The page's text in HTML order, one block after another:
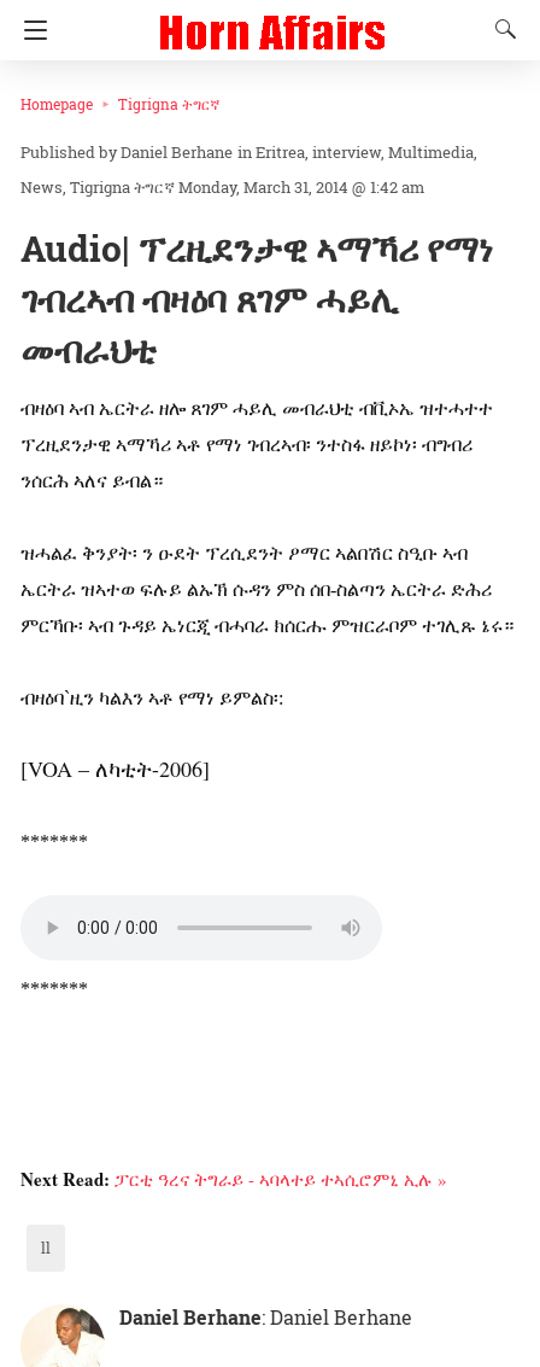
Homepage Tigrigna ትግርኛ
Daniel Berhane inEritrea interview Multimedia
News Tigrigna ትግርኛMonday, March 31, 2014 @ 1:42 am
Audio| ፕረዚደንታዊ ኣማኻሪ የማነ
ገብረኣብ ብዛዕባ ጸገም ሓይሊ
መብራህቲ
ብዛዕባ ኣብ ኤርትራ ዘሎ ጸገም ሓይሊ መብራህቲ ብቪኦኤ ዝተሓተተ
ፕረዚደንታዊ ኣማኻሪ ኣቶ የማነ ገብረኣብ፡ ንተስፋ ዘይኮነ፡ ብግብሪ
ንሰርሕ ኣለና ይብል።
ዝሓልፈ ቅንያት፡ ን ዑደት ፕረሲደንት ዖማር ኣልበሽር ስዒቡ ኣብ
ኤርትራ ዝኣተወ ፍሉይ ልኡኽ ሱዳን ምስ ሰበ-ስልጣን ኤርትራ ድሕሪ
ምርኻቡ፡ ኣብ ጉዳይ ኤነርጂ ብሓባራ ክሰርሑ ምዝርራቦም ተገሊጹ ኔሩ።
ብዛዕባ`ዚን ካልእን ኣቶ የማነ ይምልስ፡:
[VOA – ለካቲት-2006]
*******
*******
Next Read: ፓርቲ ዓረና ትግራይ - ኣባላተይ ተኣሲሮምኒ ኢሉ »
ll
Daniel Berhane: Daniel Berhane